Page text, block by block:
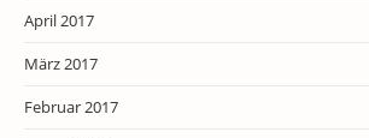
April 2017
März 2017
Februar 2017